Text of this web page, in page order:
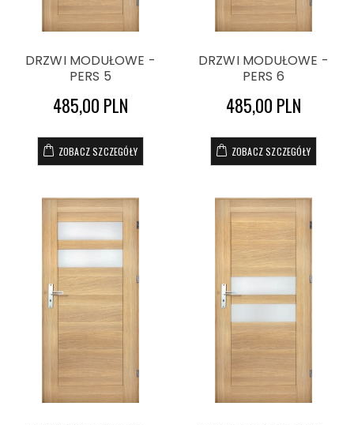
DRZWI MODUŁOWE -
PERS 5
485,00 PLN
ZOBACZ SZCZEGÓŁY
DRZWI MODUŁOWE -
PERS 6
485,00 PLN
ZOBACZ SZCZEGÓŁY